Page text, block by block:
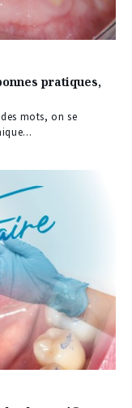
pratiques,
mots, on se